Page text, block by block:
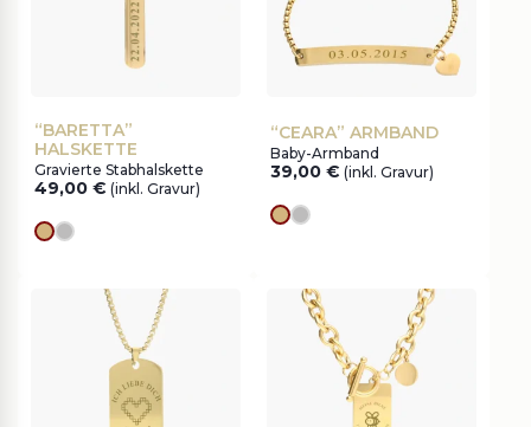
“BARETTA”
HALSKETTE
Gravierte Stabhalskette
49,00 € (inkl. Gravur)
Goldes
silver
“CEARA” ARMBAND
Baby-Armband
39,00 € (inkl. Gravur)
Goldes
silver